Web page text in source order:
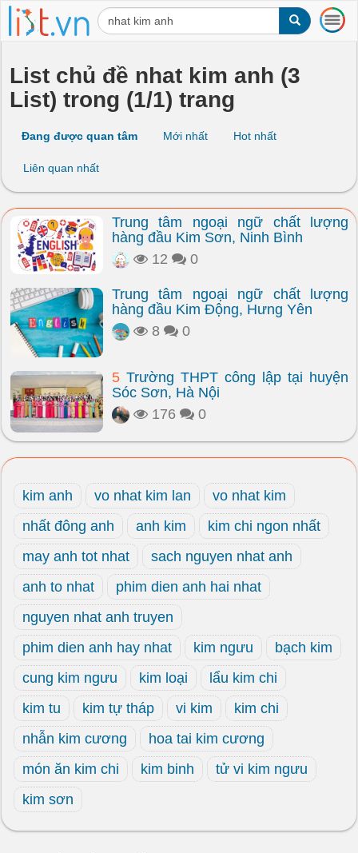
T
o
a
t
i
List chủ đề nhat kim anh (3
List) trong (1/1) trang
Đang được quan tâm Mới nhất Hot nhất
Liên quan nhất
Trung tâm ngoại ngữ chất lượng
hàng đầu Kim Sơn, Ninh Bình
12
0
Trung tâm ngoại ngữ chất lượng
hàng đầu Kim Động, Hưng Yên
8
0
5 Trường THPT công lập tại huyện
Sóc Sơn, Hà Nội
176
0
kim anh vo nhat kim lan
vo nhat kim
nhất đông anh
anh kim
kim chi ngon nhất
may anh tot nhat
sach nguyen nhat anh
anh to nhat
phim dien anh hai nhat
nguyen nhat anh truyen
phim dien anh hay nhat
kim ngưu
bạch kim
cung kim ngưu
kim loại
lẩu kim chi
kim tu
kim tự tháp vi kim
kim chi
nhẫn kim cương
hoa tai kim cương
món ăn kim chi
kim binh
tử vi kim ngưu
kim sơn